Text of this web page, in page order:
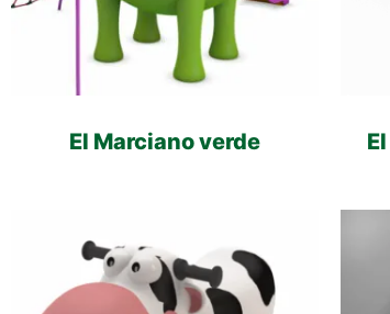
El Marciano verde